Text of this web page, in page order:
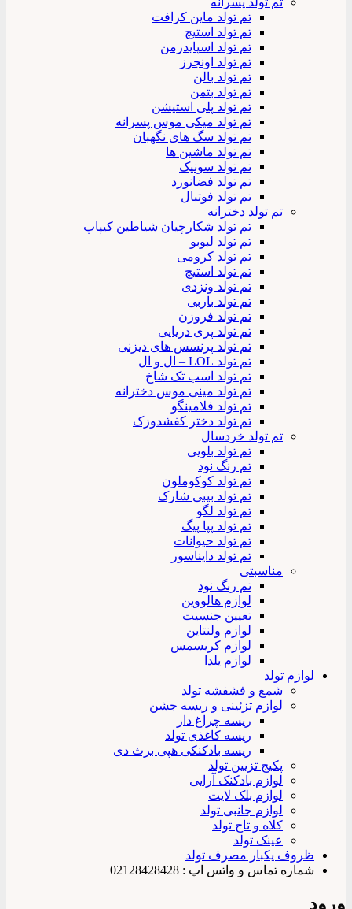
تم تولد ماین کرافت
تم تولد استیچ
تم تولد اسپایدرمن
تم تولد اونجرز
تم تولد بالن
تم تولد بتمن
تم تولد پلی استیشن
تم تولد میکی موس پسرانه
تم تولد سگ های نگهبان
تم تولد ماشین ها
تم تولد سونیک
تم تولد فضانورد
تم تولد فوتبال
تم تولد دخترانه
تم تولد شکارچیان شیاطین کیپاپ
تم تولد لبوبو
تم تولد کرومی
تم تولد استیچ
تم تولد ونزدی
تم تولد باربی
تم تولد فروزن
تم تولد پری دریایی
تم تولد پرنسس های دیزنی
تم تولد LOL – ال و ال
تم تولد اسب تک شاخ
تم تولد مینی موس دخترانه
تم تولد فلامینگو
تم تولد دختر کفشدوزک
تم تولد خردسال
تم تولد بلویی
تم رنگ نود
تم تولد کوکوملون
تم تولد بیبی شارک
تم تولد لگو
تم تولد پپا پیگ
تم تولد حیوانات
تم تولد دایناسور
مناسبتی
تم رنگ نود
لوازم هالووین
تعیین جنسیت
لوازم ولنتاین
لوازم کریسمس
لوازم یلدا
لوازم تولد
شمع و فشفشه تولد
لوازم تزئینی و ریسه جشن
ریسه چراغ دار
ریسه کاغذی تولد
ریسه بادکنکی هپی برث دی
پکیج تزیین تولد
لوازم بادکنک آرایی
لوازم بلک لایت
لوازم جانبی تولد
کلاه و تاج تولد
عینک تولد
ظروف یکبار مصرف تولد
شماره تماس و واتس اپ : 02128428428
ورود